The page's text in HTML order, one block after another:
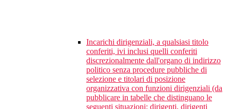
Incarichi dirigenziali, a qualsiasi titolo
conferiti, ivi inclusi quelli conferiti
discrezionalmente dall'organo di indirizzo
politico senza procedure pubbliche di
selezione e titolari di posizione
organizzativa con funzioni dirigenziali (da
pubblicare in tabelle che distinguano le
seguenti situazioni: dirigenti, dirigenti